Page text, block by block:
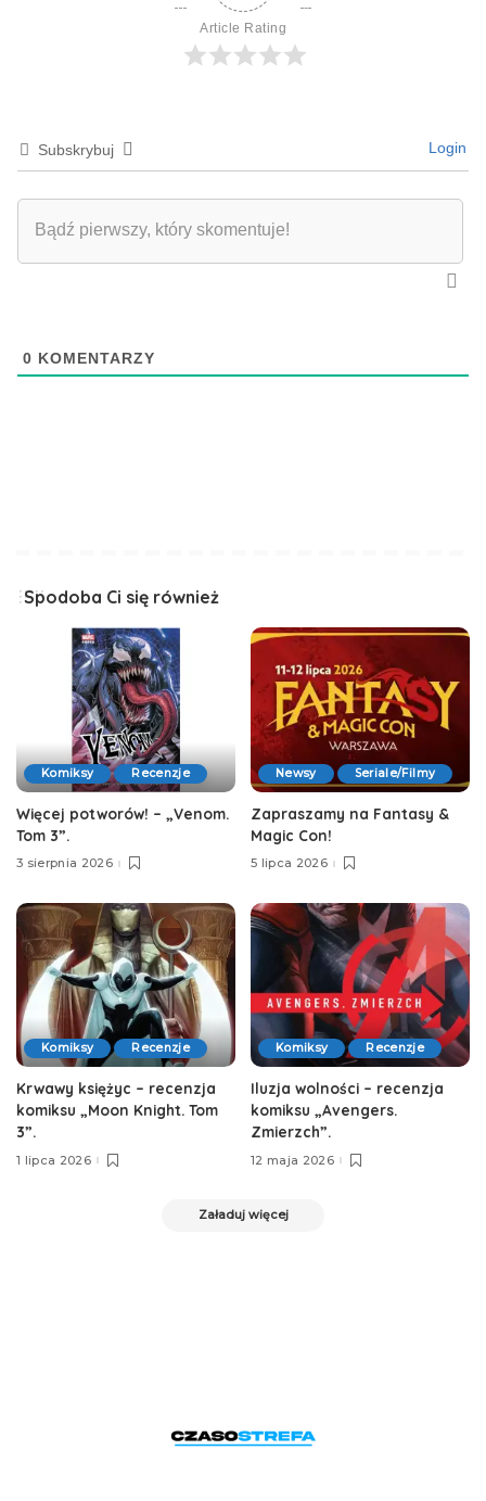
Article Rating
Subskrybuj Login
0 KOMENTARZY
Spodoba Ci się również
Komiksy Recenzje
Więcej potworów! – „Venom.
Tom 3”.
3 sierpnia 2026
Newsy Seriale/Filmy
Zapraszamy na Fantasy &
Magic Con!
5 lipca 2026
Komiksy Recenzje
Krwawy księżyc – recenzja
komiksu „Moon Knight. Tom
3”.
1 lipca 2026
Komiksy Recenzje
Iluzja wolności – recenzja
komiksu „Avengers.
Zmierzch”.
12 maja 2026
Załaduj więcej